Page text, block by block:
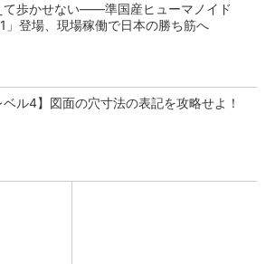
て歩かせない――準国産ヒューマノイド
」登場、現場稼働で日本の勝ち筋へ
ベル4】図面の穴寸法の表記を攻略せよ！